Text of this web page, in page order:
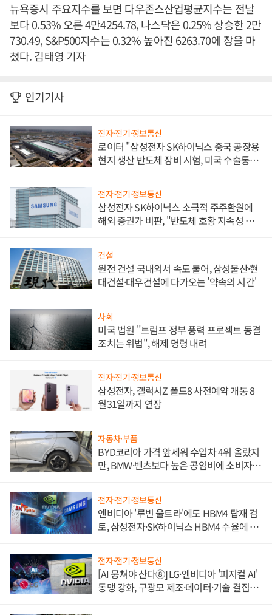
뉴욕증시 주요지수를 보면 다우존스산업평균지수는 전날
보다 0.53% 오른 4만4254.78, 나스닥은 0.25% 상승한 2만
730.49, S&P500지수는 0.32% 높아진 6263.70에 장을 마
쳤다. 김태영 기자
인기기사
전자·전기·정보통신
로이터 "삼성전자 SK하이닉스 중국 공장용
현지 생산 반도체 장비 시험, 미국 수출통제
전자·전기·정보통신
삼성전자 SK하이닉스 소극적 주주환원에
해외 증권가 비판, "반도체 호황 지속성 의
건설
원전 건설 국내외서 속도 붙어, 삼성물산·현
대건설·대우건설에 다가오는 '약속의 시간'
사회
미국 법원 "트럼프 정부 풍력 프로젝트 동결
조치는 위법", 해제 명령 내려
전자·전기·정보통신
삼성전자, 갤럭시Z 폴드8 사전예약 개통 8
월31일까지 연장
자동차·부품
BYD코리아 가격 앞세워 수입차 4위 올랐지
만, BMW·벤츠보다 높은 공임비에 소비자
전자·전기·정보통신
엔비디아 '루빈 울트라'에도 HBM4 탑재 검
토, 삼성전자·SK하이닉스 HBM4 수율에 주
전자·전기·정보통신
[AI 뭉쳐야 산다⑧] LG·엔비디아 '피지컬 AI'
동맹 강화, 구광모 제조·데이터·기술 결집